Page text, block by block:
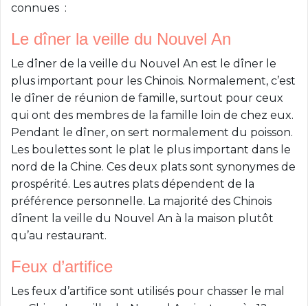
connues :
Le dîner la veille du Nouvel An
Le dîner de la veille du Nouvel An est le dîner le
plus important pour les Chinois. Normalement, c’est
le dîner de réunion de famille, surtout pour ceux
qui ont des membres de la famille loin de chez eux.
Pendant le dîner, on sert normalement du poisson.
Les boulettes sont le plat le plus important dans le
nord de la Chine. Ces deux plats sont synonymes de
prospérité. Les autres plats dépendent de la
préférence personnelle. La majorité des Chinois
dînent la veille du Nouvel An à la maison plutôt
qu’au restaurant.
Feux d’artifice
Les feux d’artifice sont utilisés pour chasser le mal